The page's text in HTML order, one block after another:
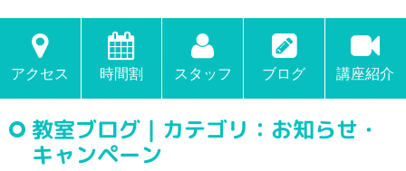
アクセス 時間割 スタッフ ブログ 講座紹介
教室ブログ｜カテゴリ：お知らせ・
キャンペーン